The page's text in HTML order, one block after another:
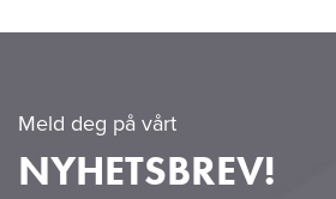
Meld deg på vårt
NYHETSBREV!